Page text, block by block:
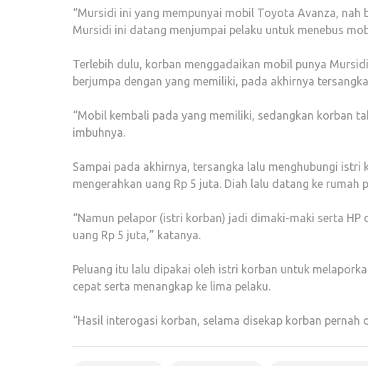
“Mursidi ini yang mempunyai mobil Toyota Avanza,
Mursidi ini datang menjumpai pelaku untuk menebus
Terlebih dulu, korban menggadaikan mobil punya
berjumpa dengan yang memiliki, pada akhirnya
“Mobil kembali pada yang memiliki, sedangkan korban
imbuhnya.
Sampai pada akhirnya, tersangka lalu menghubungi
mengerahkan uang Rp 5 juta. Diah lalu datang ke rumah
“Namun pelapor (istri korban) jadi dimaki-maki serta
uang Rp 5 juta,” katanya.
Peluang itu lalu dipakai oleh istri korban untuk
cepat serta menangkap ke lima pelaku.
“Hasil interogasi korban, selama disekap korban pernah